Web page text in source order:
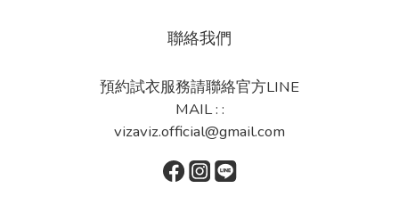
聯絡我們
預約試衣服務請聯絡官方LINE
MAIL : :
vizaviz.official@gmail.com